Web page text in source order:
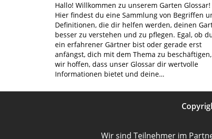
Hallo! Willkommen zu unserem Garten Glossar!
Hier findest du eine Sammlung von Begriffen
Definitionen, die dir helfen werden, deinen
besser zu verstehen und zu pflegen. Egal, ob
ein erfahrener Gärtner bist oder gerade erst
anfängst, dich mit dem Thema zu beschäftigen,
wir hoffen, dass unser Glossar dir wertvolle
Informationen bietet und deine…
Wir sind Teilnehmer im